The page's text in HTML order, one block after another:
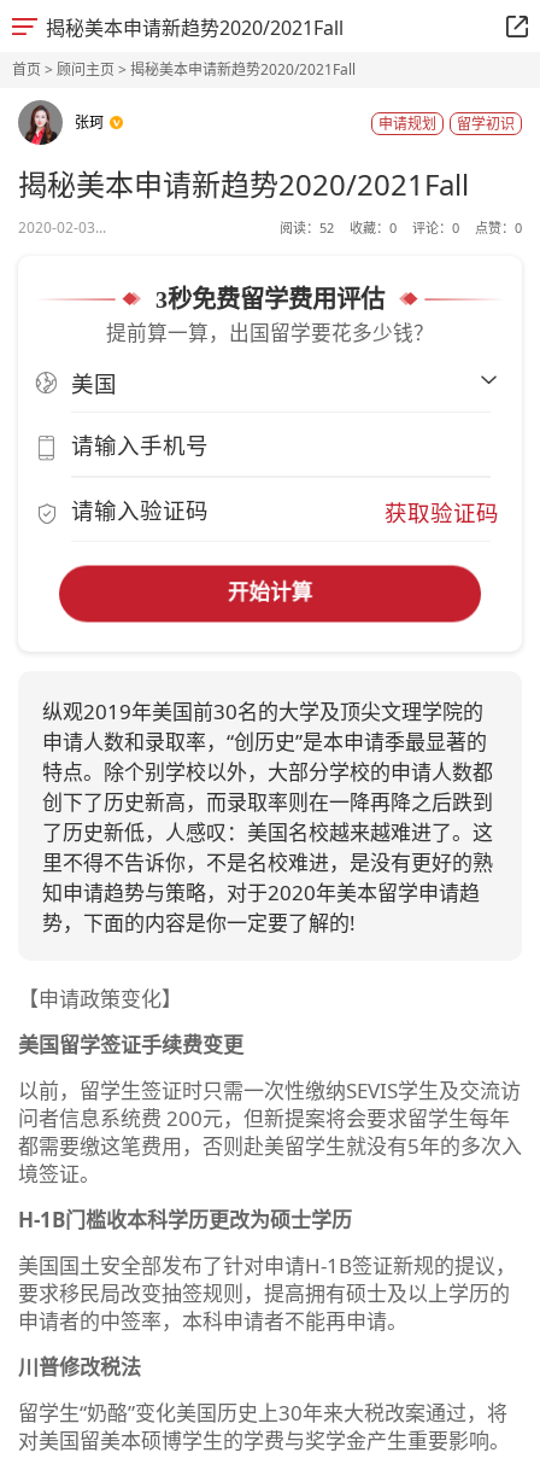
揭秘美本申请新趋势2020/2021Fall
首页> 顾问主页> 揭秘美本申请新趋势2020/2021Fall
张珂 留学初识
申请规划
揭秘美本申请新趋势2020/2021Fall
2020-02-03... 阅读： 52 收藏： 0 评论： 0 点赞： 0
3秒免费留学费用评估
提前算一算，出国留学要花多少钱？
获取验证码
开始计算
纵观2019年美国前30名的大学及顶尖文理学院的
申请人数和录取率，“创历史”是本申请季最显著的
特点。除个别学校以外，大部分学校的申请人数都
创下了历史新高，而录取率则在一降再降之后跌到
了历史新低，人感叹：美国名校越来越难进了。这
里不得不告诉你，不是名校难进，是没有更好的熟
知申请趋势与策略，对于2020年美本留学申请趋
势，下面的内容是你一定要了解的!
【申请政策变化】
美国留学签证手续费变更
以前，留学生签证时只需一次性缴纳SEVIS学生及交流访
问者信息系统费 200元，但新提案将会要求留学生每年
都需要缴这笔费用，否则赴美留学生就没有5年的多次入
境签证。
H-1B门槛收本科学历更改为硕士学历
美国国土安全部发布了针对申请H-1B签证新规的提议，
要求移民局改变抽签规则，提高拥有硕士及以上学历的
申请者的中签率，本科申请者不能再申请。
川普修改税法
留学生“奶酪”变化美国历史上30年来大税改案通过，将
对美国留美本硕博学生的学费与奖学金产生重要影响。